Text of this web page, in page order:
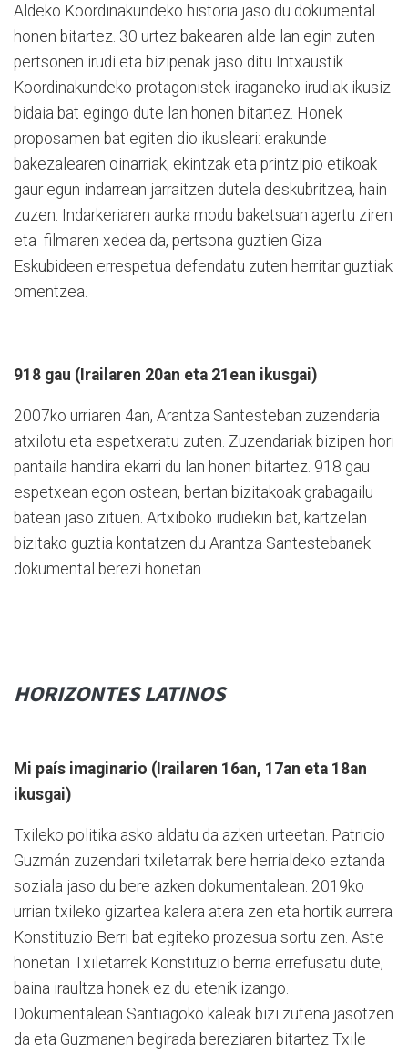
Aldeko Koordinakundeko historia jaso du dokumental
honen bitartez. 30 urtez bakearen alde lan egin zuten
pertsonen irudi eta bizipenak jaso ditu Intxaustik.
Koordinakundeko protagonistek iraganeko irudiak ikusiz
bidaia bat egingo dute lan honen bitartez. Honek
proposamen bat egiten dio ikusleari: erakunde
bakezalearen oinarriak, ekintzak eta printzipio etikoak
gaur egun indarrean jarraitzen dutela deskubritzea, hain
zuzen. Indarkeriaren aurka modu baketsuan agertu ziren
eta filmaren xedea da, pertsona guztien Giza
Eskubideen errespetua defendatu zuten herritar guztiak
omentzea.
918 gau (Irailaren 20an eta 21ean ikusgai)
2007ko urriaren 4an, Arantza Santesteban zuzendaria
atxilotu eta espetxeratu zuten. Zuzendariak bizipen hori
pantaila handira ekarri du lan honen bitartez. 918 gau
espetxean egon ostean, bertan bizitakoak grabagailu
batean jaso zituen. Artxiboko irudiekin bat, kartzelan
bizitako guztia kontatzen du Arantza Santestebanek
dokumental berezi honetan.
HORIZONTESLATINOS
Mi país imaginario (Irailaren 16an, 17an eta 18an
ikusgai)
Txileko po litika asko aldatu da azken urteetan. Patricio
Guzmán zuzendari txiletarrak bere herrialdeko eztanda
soziala jaso du bere azken dokumentalean. 2019ko
urrian txileko gizartea kalera atera zen eta hortik aurrera
Konstituzio Berri bat egiteko prozesua sortu zen. Aste
honetan Txiletarrek Konstituzio berria errefusatu dute,
baina iraultza honek ez du etenik izango.
Dokumentalean Santiagoko kaleak bizi zutena jasotzen
da eta Guzmanen begirada bereziaren bitartez Txile